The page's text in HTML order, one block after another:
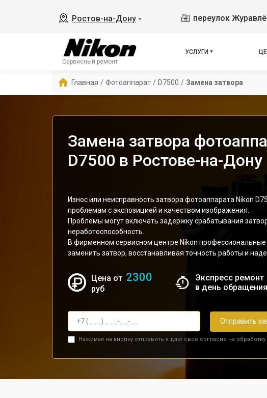
Ростов-на-Дону ▼ переулок
Сервисный ремонт
УСЛУГИ
Главная / Фотоаппарат / D7500 / Замена затвора
Замена затвора
D7500 в Ростове-на-Дону
Износ или неисправность затвора фотоаппарата Nikon
проблемам с экспозицией и качеством изображения.
Проблемы могут включать задержку срабатывания
неработоспособность.
В фирменном сервисном центре Nikon
заменить затвор, восстанавливая точность работы и
Цена от 2300
руб
Экспресс ремонт
в день обращения
Отправить
Нажимая на кнопку отправить я даю свое согласие на обработку